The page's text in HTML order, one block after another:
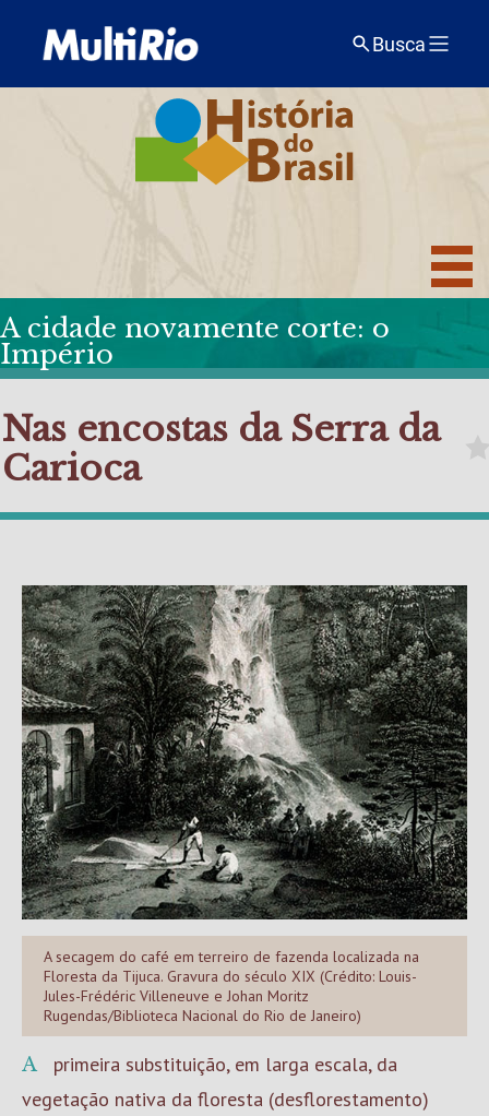
Busca
A cidade novamente corte: o
Império
Nas encostas da Serra da
Carioca
A secagem do café em terreiro de fazenda localizada na
Floresta da Tijuca. Gravura do século XIX (Crédito: Louis-
Jules-Frédéric Villeneuve e Johan Moritz
Rugendas/Biblioteca Nacional do Rio de Janeiro)
A primeira substituição, em larga escala, da
vegetação nativa da floresta (desflorestamento)